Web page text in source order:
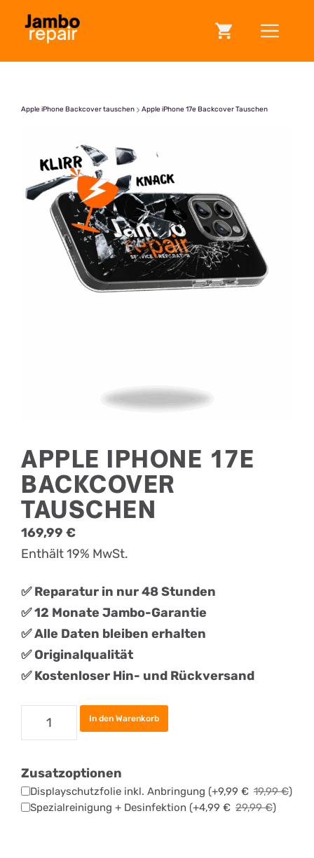
Inhalt
Apple iPhone Backcover tauschen Apple iPhone 17e Backcover Tauschen
APPLE IPHONE 17E
BACKCOVER
TAUSCHEN
169,99 €
Enthält 19% MwSt.
✅ Reparatur in nur 48 Stunden
✅ 12 Monate Jambo-Garantie
✅ Alle Daten bleiben erhalten
✅Originalqualität
✅ Kostenloser Hin- und Rückversand
Apple
iPhone
Backcover
Tauschen
In den Warenkorb
Zusatzoptionen
Displayschutzfolie inkl. Anbringung (+9,99 € 19,99€)
Spezialreinigung + Desinfektion (+4,99 € 29,99€)